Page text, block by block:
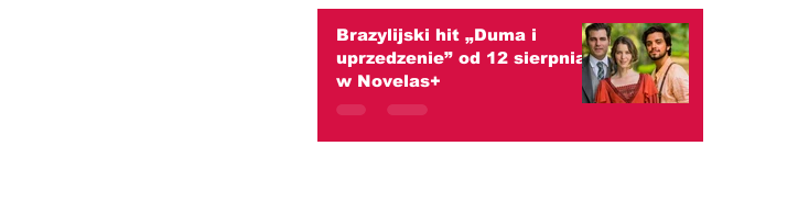
Brazylijski hit „Duma i
uprzedzenie” od 12 sierpnia
w Novelas+